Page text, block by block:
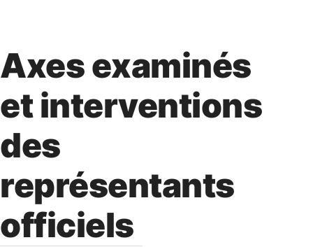
Axes examinés
et interventions
des
représentants
officiels